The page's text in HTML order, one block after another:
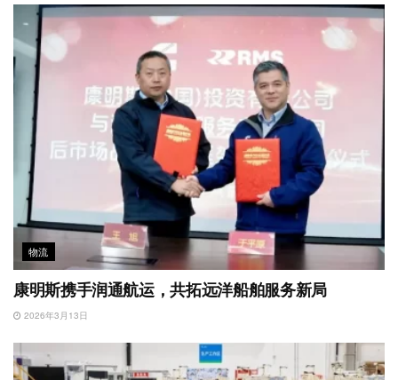
物流
康明斯携手润通航运，共拓远洋船舶服务新局
2026年3月13日